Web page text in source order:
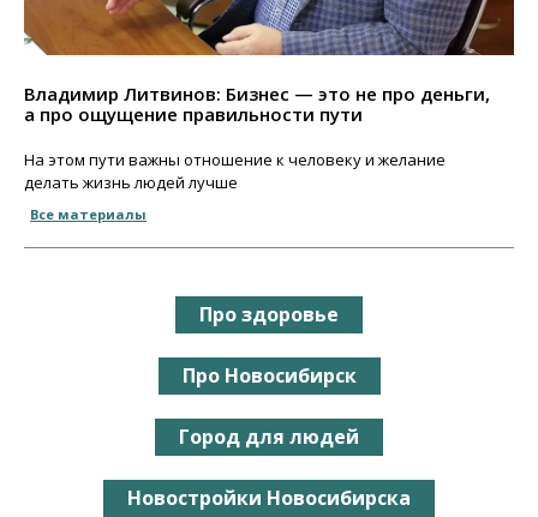
Владимир Литвинов: Бизнес — это не про деньги,
а про ощущение правильности пути
На этом пути важны отношение к человеку и желание
делать жизнь людей лучше
Все материалы
Про здоровье
Про Новосибирск
Город для людей
Новостройки Новосибирска